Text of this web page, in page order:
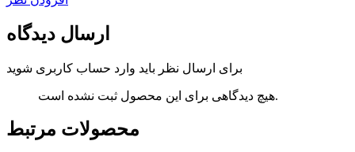
ارسال دیدگاه
برای ارسال نظر باید وارد حساب کاربری شوید
هیچ دیدگاهی برای این محصول ثبت نشده است.
محصولات مرتبط